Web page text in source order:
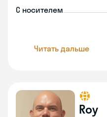
С носителем
Читать дальше
Roy